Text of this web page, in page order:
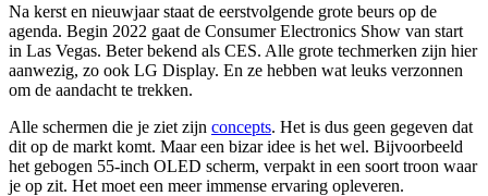
Na kerst en nieuwjaar staat de eerstvolgende grote beurs op de
agenda. Begin 2022 gaat de Consumer Electronics Show van start
in Las Vegas. Beter bekend als CES. Alle grote techmerken zijn hier
aanwezig, zo ook LG Display. En ze hebben wat leuks verzonnen
om de aandacht te trekken.
Alle schermen die je ziet zijn concepts. Het is dus geen gegeven dat
dit op de markt komt. Maar een bizar idee is het wel. Bijvoorbeeld
het gebogen 55-inch OLED scherm, verpakt in een soort troon waar
je op zit. Het moet een meer immense ervaring opleveren.